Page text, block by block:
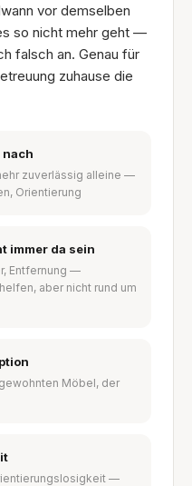
vor demselben
so nicht mehr geht —
falsch an. Genau für
zuhause die
zuverlässig alleine —
Orientierung
immer da sein
Entfernung —
aber nicht rund um
Möbel, der
—